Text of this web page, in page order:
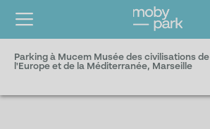
Parking à Mucem Musée des civilisations de
l'Europe et de la Méditerranée, Marseille